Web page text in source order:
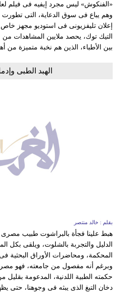
«الفنكوش» ليس مجرد إيفيه فى فيلم
وهم يباع فى سوق الدعاية، التى
إعلان تليفزيونى فى استوديو مجهز
التيك توك، يحصد ملايين المشاهدات
بين الأطباء، الذين هم نخبة متميزة
الهبد الطبى
بقلم : خالد منتصر
هبط علينا فجأة بالبراشوت طبيب
الدليل والتجربة بالشلوت، ويلقى بكل
المحكمة، ومحاضرات الأوراق البحثية
وبرغم أنه مفصول من جامعته، فهو مصر
حكمته الطبية اللدنية، المدعومة بقليل
دخان التبغ الذى يبثه فى وجوهنا، حتى